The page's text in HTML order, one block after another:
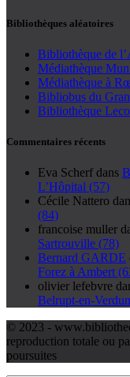
Bibliothèques aléatoires
Bibliothèque de
Médiathèque
Médiathèque à
Bibliobus du
Bibliothèque
Commentaires récents
Eva Scherf dans
L’Hôpital (57)
Cécile Nattero
(84)
francoise muller
Sartrouville (78)
Bernard GARDE
Forez à Ambert
olivier lefebvre
Belrupt-en-
© 2023 -
reproduction totale ou
poursuites